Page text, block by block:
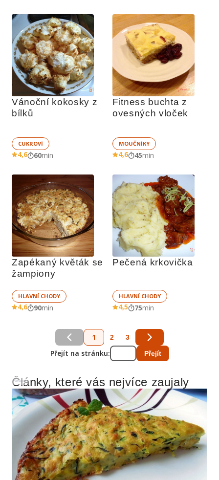
Vánoční kokosky z
bílků
CUKROVÍ
4,6 60min
Fitness buchta z
ovesných vloček
MOUČNÍKY
4,6 45min
Zapékaný květák se
žampiony
HLAVNÍ CHODY
4,6 90min
Pečená krkovička
HLAVNÍ CHODY
4,5 75min
1 2 3
Přejít na stránku: Přejít
Reklama
Články, které vás nejvíce zaujaly